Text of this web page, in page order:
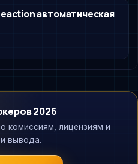
автоматическая
2026
комиссиям, лицензиям и
вывода.